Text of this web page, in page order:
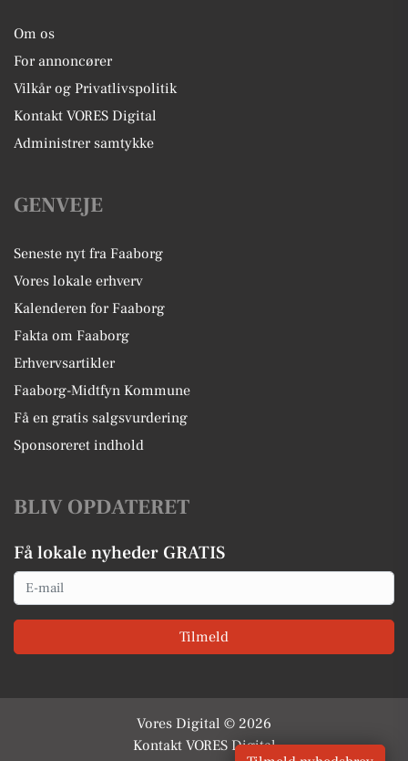
Om os
For annoncører
Vilkår og Privatlivspolitik
Kontakt VORES Digital
Administrer samtykke
GENVEJE
Seneste nyt fra Faaborg
Vores lokale erhverv
Kalenderen for Faaborg
Fakta om Faaborg
Erhvervsartikler
Faaborg-Midtfyn Kommune
Få en gratis salgsvurdering
Sponsoreret indhold
BLIV OPDATERET
Få lokale nyheder GRATIS
Email
Tilmeld
Vores Digital © 2026
Kontakt VORES Digital